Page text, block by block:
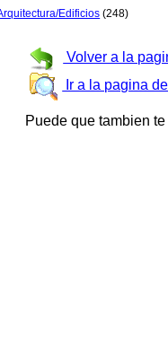
Edificios (248)
Volver a la
Ir a la pagina
Puede que tambien